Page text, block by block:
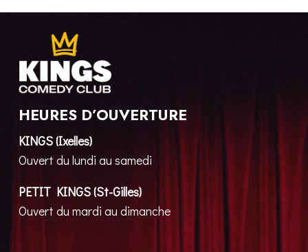
HEURES D’OUVERTURE
KINGS (Ixelles)
Ouvert du lundi au samedi
PETIT KINGS (St-Gilles)
Ouvert du mardi au dimanche